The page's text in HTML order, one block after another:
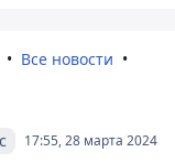
Все новости
17:55, 28 марта 2024